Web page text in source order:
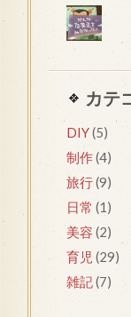
カテ
DIY(5)
制作(4)
旅行(9)
日常 (1)
美容 (2)
育児 (29)
雑記(7)